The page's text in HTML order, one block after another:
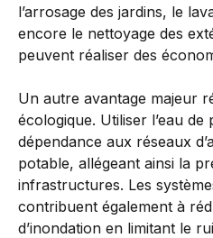
l’arrosage des jardins, le
encore le nettoyage des
peuvent réaliser des
Un autre avantage majeur
écologique. Utiliser l’eau de
dépendance aux réseaux
potable, allégeant ainsi la
infrastructures. Les
contribuent également à
d’inondation en limitant le